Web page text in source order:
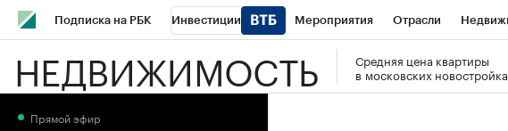
Подписка на РБК Инвестиции Мероприятия Отрасли
Школа управления РБК РБК Образование РБК Курсы РБК Life
НЕДВИЖИМОСТЬ
Средняя цена квартиры
в московских
Прямой эфир